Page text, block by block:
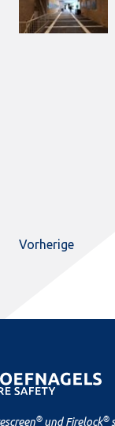
Vorherige
® und Firelock®